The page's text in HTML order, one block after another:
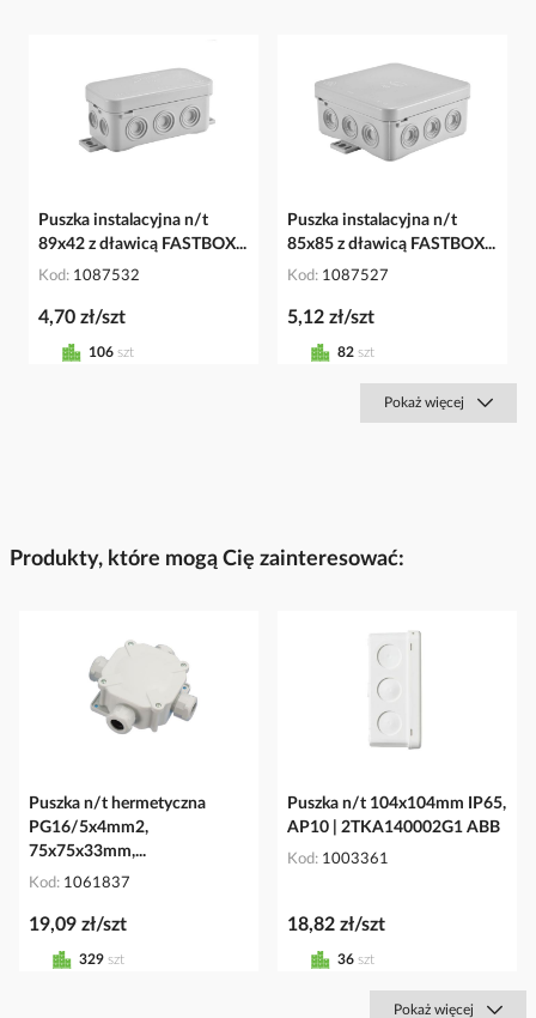
Puszka instalacyjna n/t
89x42 z dławicą FASTBOX...
Kod 1087532
4,70 zł/szt
106 szt
Puszka instalacyjna n/t
85x85 z dławicą FASTBOX...
Kod 1087527
5,12 zł/szt
82 szt
Pokaż więcej
Produkty, które mogą Cię zainteresować:
Puszka n/t hermetyczna
PG16/5x4mm2,
75x75x33mm,...
Kod 1061837
19,09 zł/szt
329 szt
Puszka n/t 104x104mm IP65,
AP10 | 2TKA140002G1 ABB
Kod 1003361
18,82 zł/szt
36 szt
Pokaż więcej